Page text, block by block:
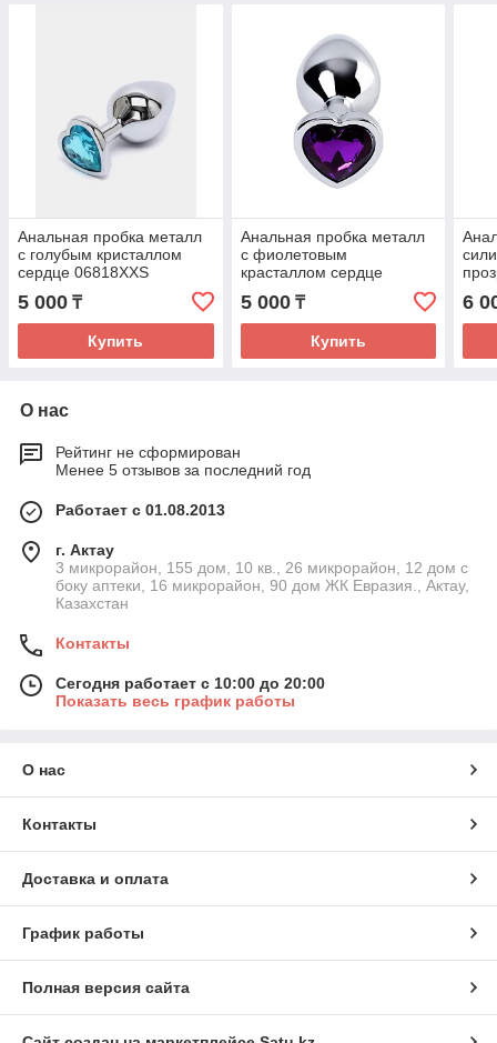
Анальная пробка металл
с голубым кристаллом
сердце 06818XXS
5 000 ₸
Купить
Анальная пробка металл
с фиолетовым
красталлом сердце
06819XXS
5 000₸
Купить
6
О нас
Рейтинг не сформирован
Менее 5 отзывов за последний год
Работает с 01.08.2013
г. Актау
3 микрорайон, 155 дом, 10 кв., 26 микрорайон, 12 дом с
боку аптеки, 16 микрорайон, 90 дом ЖК Евразия., Актау,
Казахстан
Контакты
Сегодня работает с 10:00 до 20:00
Показать весь график работы
О нас
Контакты
Доставка и оплата
График работы
Полная версия сайта